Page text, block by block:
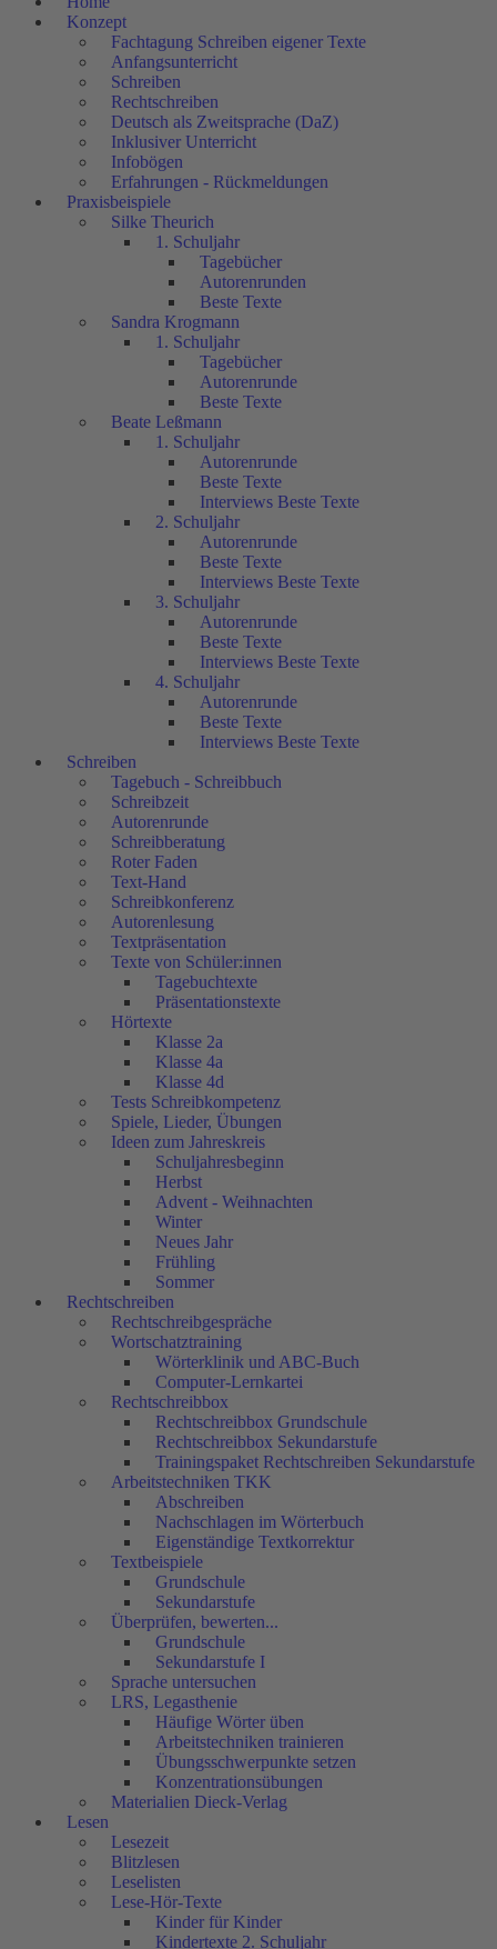
Konzept
Fachtagung Schreiben eigener Texte
Anfangsunterricht
Schreiben
Rechtschreiben
Deutsch als Zweitsprache (DaZ)
Inklusiver Unterricht
Infobögen
Erfahrungen - Rückmeldungen
Praxisbeispiele
Silke Theurich
1. Schuljahr
Tagebücher
Autorenrunden
Beste Texte
Sandra Krogmann
1. Schuljahr
Tagebücher
Autorenrunde
Beste Texte
Beate Leßmann
1. Schuljahr
Autorenrunde
Beste Texte
Interviews Beste Texte
2. Schuljahr
Autorenrunde
Beste Texte
Interviews Beste Texte
3. Schuljahr
Autorenrunde
Beste Texte
Interviews Beste Texte
4. Schuljahr
Autorenrunde
Beste Texte
Interviews Beste Texte
Schreiben
Tagebuch - Schreibbuch
Schreibzeit
Autorenrunde
Schreibberatung
Roter Faden
Text-Hand
Schreibkonferenz
Autorenlesung
Textpräsentation
Texte von Schüler:innen
Tagebuchtexte
Präsentationstexte
Hörtexte
Klasse 2a
Klasse 4a
Klasse 4d
Tests Schreibkompetenz
Spiele, Lieder, Übungen
Ideen zum Jahreskreis
Schuljahresbeginn
Herbst
Advent - Weihnachten
Winter
Neues Jahr
Frühling
Sommer
Rechtschreiben
Rechtschreibgespräche
Wortschatztraining
Wörterklinik und ABC-Buch
Computer-Lernkartei
Rechtschreibbox
Rechtschreibbox Grundschule
Rechtschreibbox Sekundarstufe
Trainingspaket Rechtschreiben Sekundarstufe
Arbeitstechniken TKK
Abschreiben
Nachschlagen im Wörterbuch
Eigenständige Textkorrektur
Textbeispiele
Grundschule
Sekundarstufe
Überprüfen, bewerten...
Grundschule
Sekundarstufe I
Sprache untersuchen
LRS, Legasthenie
Häufige Wörter üben
Arbeitstechniken trainieren
Übungsschwerpunkte setzen
Konzentrationsübungen
Materialien Dieck-Verlag
Lesen
Lesezeit
Blitzlesen
Leselisten
Lese-Hör-Texte
Kinder für Kinder
Kindertexte 2. Schuljahr